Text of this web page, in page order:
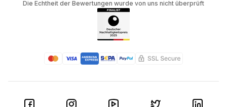
Die Echtheit der Bewertungen wurde von uns nicht überprüft